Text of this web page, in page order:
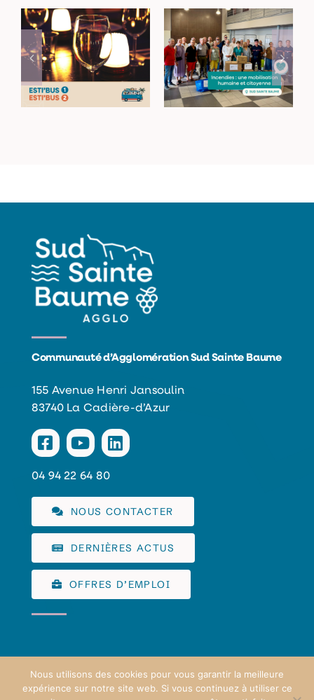
Rejoignez vos lieux
de sortie avec les
navettes Esti’Bus
Incendies dans le
Haut-Var : une
mobilisation
humaine et
citoyenne
Communauté d’Agglomération Sud Sainte Baume
155 Avenue Henri Jansoulin
83740 La Cadière-d’Azur
04 94 22 64 80
NOUS CONTACTER
DERNIÈRES ACTUS
OFFRES D’EMPLOI
Nous utilisons des cookies pour vous garantir la meilleure
expérience sur notre site web. Si vous continuez à utiliser ce